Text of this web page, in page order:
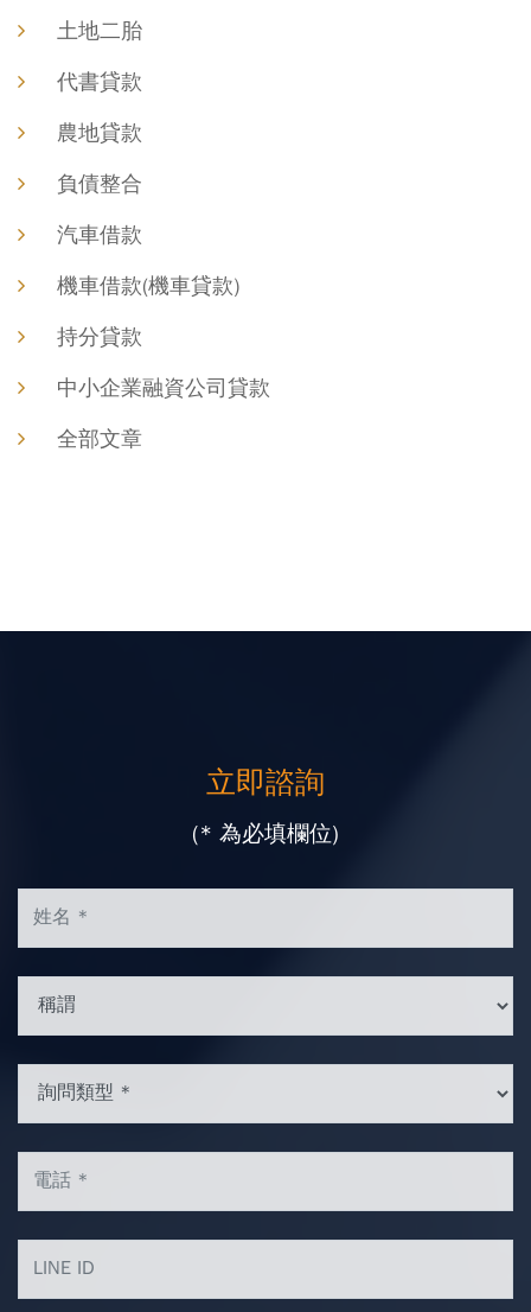
土地二胎
代書貸款
農地貸款
負債整合
汽車借款
機車借款(機車貸款)
持分貸款
中小企業融資公司貸款
全部文章
立即諮詢
(* 為必填欄位)